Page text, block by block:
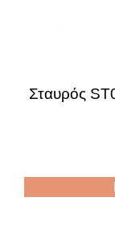
Σταυρός